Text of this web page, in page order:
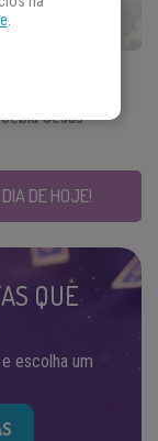
santa que
Jesus
DE HOJE!
QUE
escolha um
.